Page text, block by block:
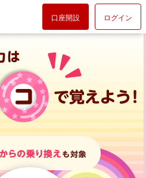
口座開設 ログイン